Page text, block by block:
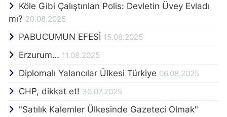
Köle Gibi Çalıştırılan Polis: Devletin Üvey Evladı
mı? 20.08.2025
PABUCUMUN EFESİ 15.08.2025
Erzurum… 11.08.2025
Diplomalı Yalancılar Ülkesi Türkiye 06.08.2025
CHP, dikkat et! 30.07.2025
"Satılık Kalemler Ülkesinde Gazeteci Olmak"